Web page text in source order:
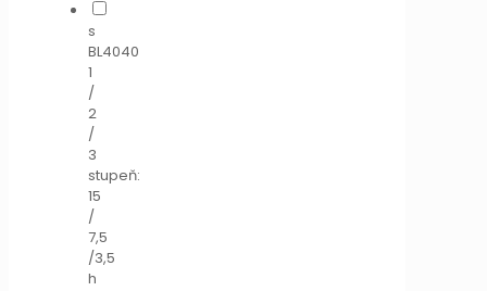
s
BL4040
1
/
2
/
3
stupeň:
15
/
7,5
/3,5
h